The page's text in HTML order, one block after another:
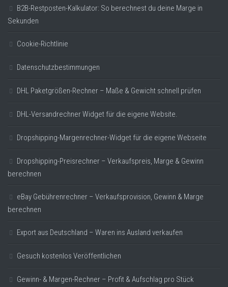
B2B-Restposten-Kalkulator: So berechnest du deine Marge in
Sekunden
Cookie-Richtlinie
Datenschutzbestimmungen
DHL Paketgrößen-Rechner – Maße & Gewicht schnell prüfen
DHL-Versandrechner Widget für die eigene Website.
Dropshipping-Margenrechner-Widget für die eigene Webseite
Dropshipping-Preisrechner – Verkaufspreis, Marge & Gewinn
berechnen
eBay Gebührenrechner – Verkaufsprovision, Gewinn & Marge
berechnen
Export aus Deutschland – Waren ins Ausland verkaufen
Gesuch kostenlos Veröffentlichen
Gewinn- & Margen-Rechner – Profit & Aufschlag pro Stück